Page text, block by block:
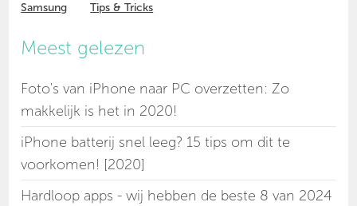
Samsung
Tips & Tricks
Meest gelezen
Foto's van iPhone naar PC overzetten: Zo
makkelijk is het in 2020!
iPhone batterij snel leeg? 15 tips om dit te
voorkomen! [2020]
Hardloop apps - wij hebben de beste 8 van 2024